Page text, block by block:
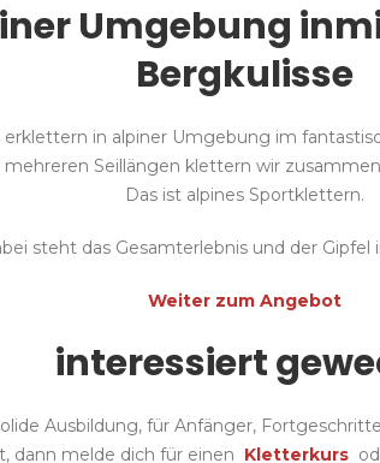
Umgebung
Bergkulisse
erklettern in alpiner Umgebung im
mehreren Seillängen klettern wir
Das ist alpines Sportklettern.
steht das Gesamterlebnis und der Gipfel
Weiter zum Angebot
interessiert
Ausbildung, für Anfänger,
dann melde dich für einen Kletterkurs